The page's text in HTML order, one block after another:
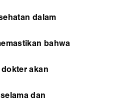
dalam
bahwa
akan
dan